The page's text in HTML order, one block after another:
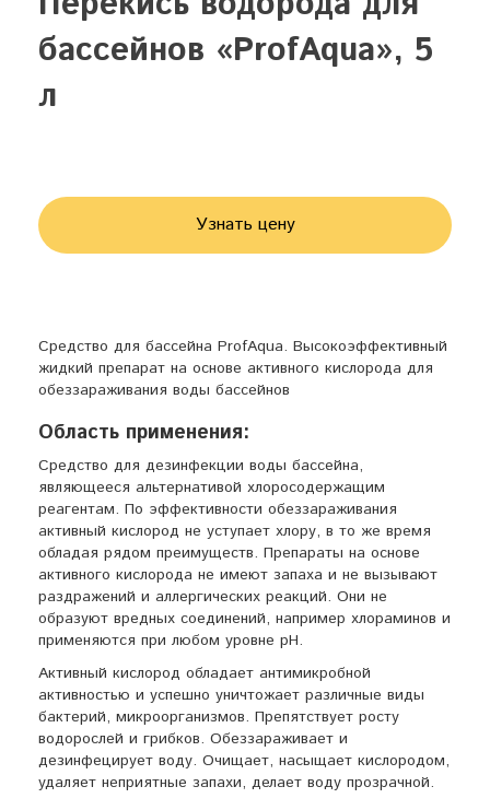
бассейнов «ProfAqua», 5
л
Узнать цену
Средство для бассейна ProfAqua. Высокоэффективный
жидкий препарат на основе активного кислорода для
обеззараживания воды бассейнов
Область применения:
Средство для дезинфекции воды бассейна,
являющееся альтернативой хлоросодержащим
реагентам. По эффективности обеззараживания
активный кислород не уступает хлору, в то же время
обладая рядом преимуществ. Препараты на основе
активного кислорода не имеют запаха и не вызывают
раздражений и аллергических реакций. Они не
образуют вредных соединений, например хлораминов и
применяются при любом уровне pH.
Активный кислород обладает антимикробной
активностью и успешно уничтожает различные виды
бактерий, микроорганизмов. Препятствует росту
водорослей и грибков. Обеззараживает и
дезинфецирует воду. Очищает, насыщает кислородом,
удаляет неприятные запахи, делает воду прозрачной.